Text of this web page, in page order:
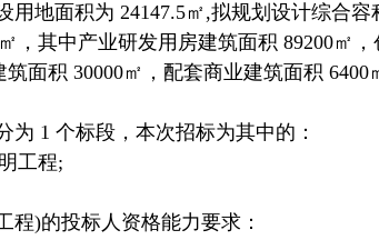
地面积为 24147.5㎡,拟规划设计综合容
，其中产业研发用房建筑面积 89200㎡
面积 30000㎡，配套商业建筑面积 6400
1 个标段，本次招标为其中的：
工程;
程)的投标人资格能力要求：